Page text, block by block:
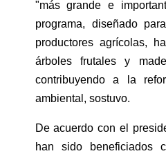
"más grande e
programa, diseñado
productores agrícolas,
árboles frutales y
contribuyendo a la
ambiental, sostuvo.
De acuerdo con el
han sido beneficiados